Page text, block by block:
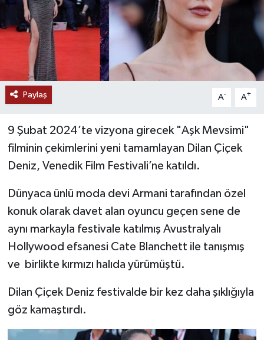
Paylaş A- A+
9 Şubat 2024’te vizyona girecek "Aşk Mevsimi"
filminin çekimlerini yeni tamamlayan Dilan Çiçek
Deniz, Venedik Film Festivali’ne katıldı.
Dünyaca ünlü moda devi Armani tarafından özel
konuk olarak davet alan oyuncu geçen sene de
aynı markayla festivale katılmış Avustralyalı
Hollywood efsanesi Cate Blanchett ile tanışmış
ve birlikte kırmızı halıda yürümüştü.
Dilan Çiçek Deniz festivalde bir kez daha şıklığıyla
göz kamaştırdı.
Haber Arşivi